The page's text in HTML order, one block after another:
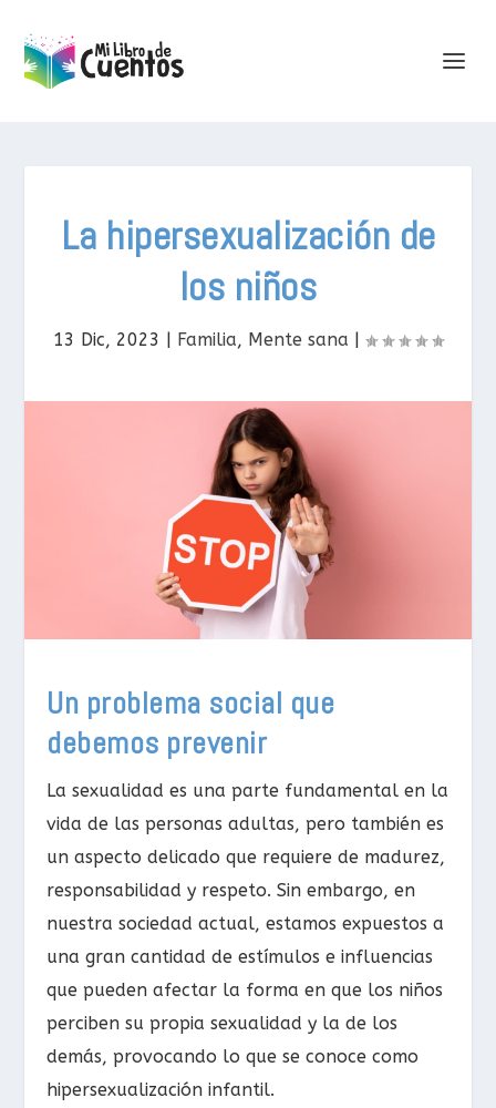
La hipersexualización de
los niños
13 Dic, 2023 | Familia, Mente sana |
Un problema social que
debemos prevenir
La sexualidad es una parte fundamental en la
vida de las personas adultas, pero también es
un aspecto delicado que requiere de madurez,
responsabilidad y respeto. Sin embargo, en
nuestra sociedad actual, estamos expuestos a
una gran cantidad de estímulos e influencias
que pueden afectar la forma en que los niños
perciben su propia sexualidad y la de los
demás, provocando lo que se conoce como
hipersexualización infantil.